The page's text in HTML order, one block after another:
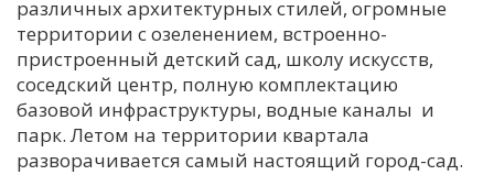
различных архитектурных стилей, огромные
территории с озеленением, встроенно-
пристроенный детский сад, школу искусств,
соседский центр, полную комплектацию
базовой инфраструктуры, водные каналы и
парк. Летом на территории квартала
разворачивается самый настоящий город-сад.